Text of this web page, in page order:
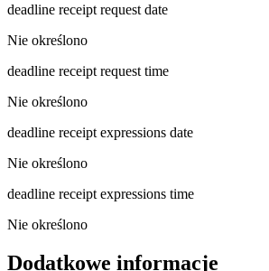
deadline receipt request date
Nie określono
deadline receipt request time
Nie określono
deadline receipt expressions date
Nie określono
deadline receipt expressions time
Nie określono
Dodatkowe informacje